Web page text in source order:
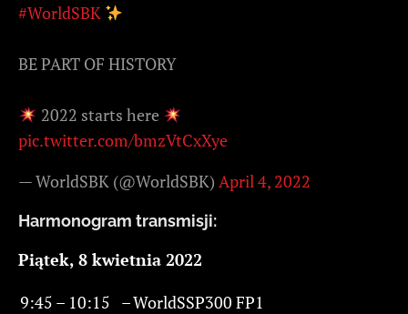
#WorldSBK
BE PART OF HISTORY
2022 starts here
pic.twitter.com/bmzVtCxXye
— WorldSBK (@WorldSBK) April 4, 2022
Harmonogram transmisji:
Piątek, 8 kwietnia 2022
9:45 – 10:15 –WorldSSP300 FP1